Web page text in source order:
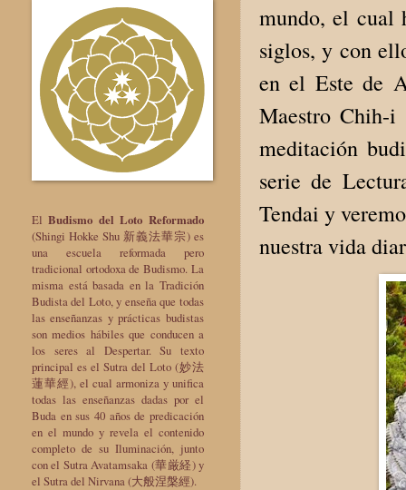
mundo, el cual
siglos, y con
en el Este de
Maestro Chih-i
meditación
serie de
Tendai y
nuestra vida
ElBudismo del Loto Reformado
(Shingi Hokke Shu 新義法華宗) es
una escuela reformada pero
tradicional ortodoxa de Budismo. La
misma está basada en la Tradición
Budista del Loto, y enseña que todas
las enseñanzas y prácticas budistas
son medios hábiles que conducen a
los seres al Despertar. Su texto
principal es el Sutra del Loto (妙法
蓮華經), el cual armoniza y unifica
todas las enseñanzas dadas por el
Buda en sus 40 años de predicación
en el mundo y revela el contenido
completo de su Iluminación, junto
con el Sutra Avatamsaka (華厳経) y
el Sutra del Nirvana (大般涅槃經).